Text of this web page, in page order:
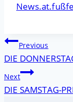
Previous
DIE
Next
DIE SAMSTAG-